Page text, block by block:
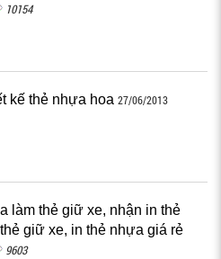
10154
kế thẻ nhựa hoa 27/06/2013
làm thẻ giữ xe, nhận in thẻ
giữ xe, in thẻ nhựa giá rẻ
9603